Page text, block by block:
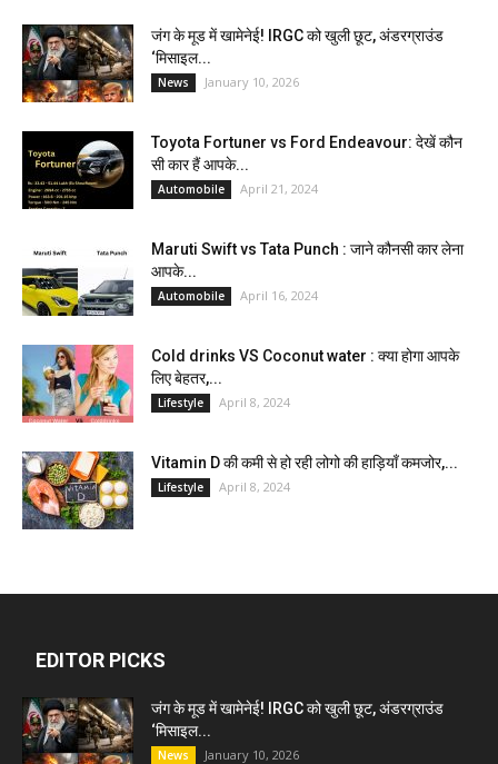
जंग के मूड में खामेनेई! IRGC को खुली छूट, अंडरग्राउंड
‘मिसाइल...
News January 10, 2026
Toyota Fortuner vs Ford Endeavour: देखें कौन
सी कार हैं आपके...
Automobile April 21, 2024
Maruti Swift vs Tata Punch : जाने कौनसी कार लेना
आपके...
Automobile April 16, 2024
Cold drinks VS Coconut water : क्या होगा आपके
लिए बेहतर,...
Lifestyle April 8, 2024
Vitamin D की कमी से हो रही लोगो की हाड़ियाँ कमजोर,...
Lifestyle April 8, 2024
EDITOR PICKS
जंग के मूड में खामेनेई! IRGC को खुली छूट, अंडरग्राउंड
‘मिसाइल...
News January 10, 2026